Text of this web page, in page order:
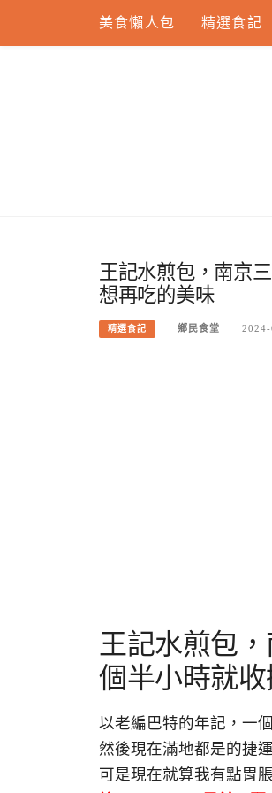
content
美食懶人包 精選食記
王記水煎包，南京
想再吃的美味
精選食記 鄉民食堂
王記水煎包
個半小時就
以老編巴特的年記，一
然後現在滿地都是的捷
可是現在就算我有點胃